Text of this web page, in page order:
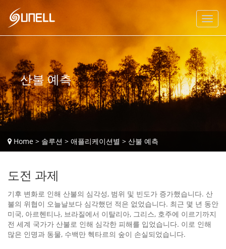
Home > 솔루션 > 애플리케이션별 > 산불 예측
산불 예측
도전 과제
기후 변화로 인해 산불의 심각성, 범위 및 빈도가 증가했습니다. 산
불의 위협이 오늘날보다 심각했던 적은 없었습니다. 최근 몇 년 동안
미국, 아르헨티나, 브라질에서 이탈리아, 그리스, 호주에 이르기까지
전 세계 국가가 산불로 인해 심각한 피해를 입었습니다. 이로 인해
많은 인명과 동물, 수백만 헥타르의 숲이 손실되었습니다.